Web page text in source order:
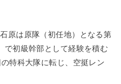
原は原隊（初任地）となる第
で初級幹部として経験を積む
特科大隊に転じ、空挺レン